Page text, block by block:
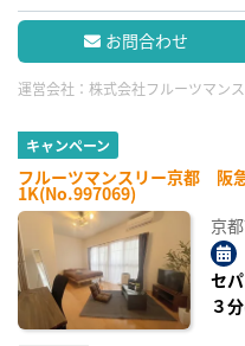
お問合わせ
運営会社： 株式会社フルーツマン
キャンペーン
フルーツマンスリー京都 阪
1K(No.997069)
京
セ
３